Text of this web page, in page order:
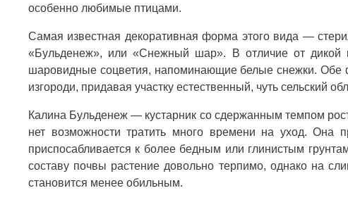
особенно любимые птицами.
Самая известная декоративная форма этого вида —
«Бульденеж», или «Снежный шар». В отличие от дикой
шаровидные соцветия, напоминающие белые снежки.
изгороди, придавая участку естественный, чуть сельский
Калина Бульденеж — кустарник со сдержанным темпом
нет возможности тратить много времени на уход. Она
приспосабливается к более бедным или глинистым
составу почвы растение довольно терпимо, однако на
становится менее обильным.